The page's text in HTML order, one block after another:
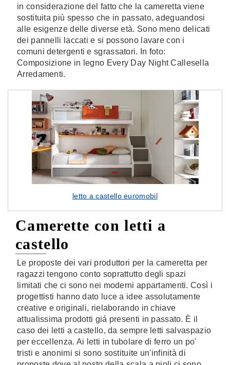
in considerazione del fatto che la cameretta viene
sostituita più spesso che in passato, adeguandosi
alle esigenze delle diverse età. Sono meno delicati
dei pannelli laccati e si possono lavare con i
comuni detergenti e sgrassatori. In foto:
Composizione in legno Every Day Night Callesella
Arredamenti.
letto a castello euromobil
Camerette con letti a
castello
Le proposte dei vari produttori per la cameretta per
ragazzi tengono conto soprattutto degli spazi
limitati che ci sono nei moderni appartamenti. Così i
progettisti hanno dato luce a idee assolutamente
creative e originali, rielaborando in chiave
attualissima prodotti giá presenti in passato. È il
caso dei letti a castello, da sempre letti salvaspazio
per eccellenza. Ai letti in tubolare di ferro un po'
tristi e anonimi si sono sostituite un'infinità di